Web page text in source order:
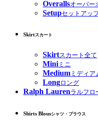
Overallsオーバー
Setupセットアッ
Skirtスカート
Skirtスカート全て
Miniミニ
Medium ミディア
Longロング
Ralph Laurenラルフロ
Shirts Blousシャツ・ブラウス